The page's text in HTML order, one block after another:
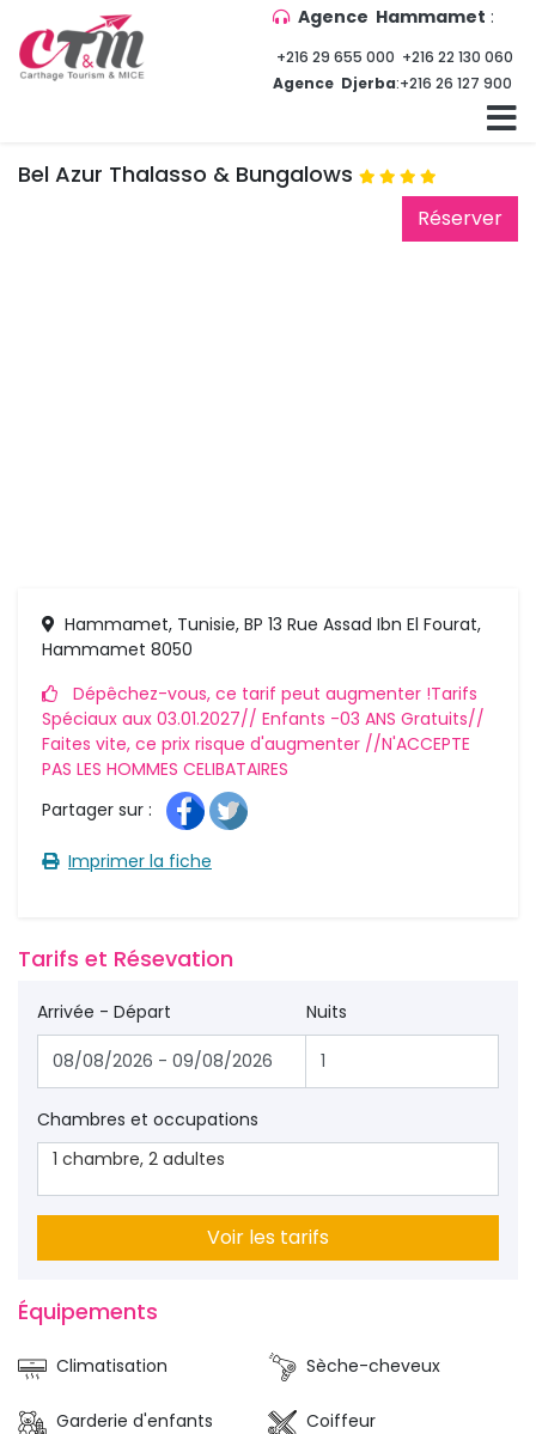
Agence Hammamet :
+216 29 655 000 +216 22 130 060
Agence Djerba:+216 26 127 900
Bel Azur Thalasso & Bungalows
Réserver
Hammamet, Tunisie, BP 13 Rue Assad Ibn El Fourat,
Hammamet 8050
Dépêchez-vous, ce tarif peut augmenter !Tarifs
Spéciaux aux 03.01.2027// Enfants -03 ANS Gratuits//
Faites vite, ce prix risque d'augmenter //N'ACCEPTE
PAS LES HOMMES CELIBATAIRES
Partager sur :
Imprimer la fiche
Tarifs et Résevation
Arrivée - Départ Nuits
Chambres et occupations
1 chambre, 2 adultes
Voir les tarifs
Équipements
Climatisation Sèche-cheveux
Garderie d'enfants Coiffeur